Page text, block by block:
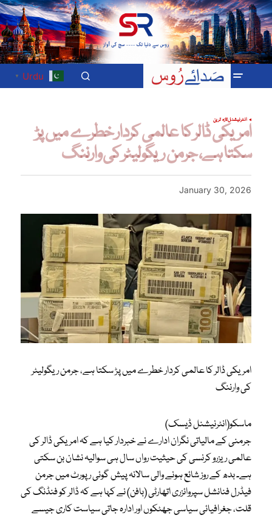
Urdu
▼
انٹرنیشنلتازہ ترین
امریکی ڈالر کا عالمی کردار خطرے میں پڑ
سکتا ہے، جرمن ریگولیٹر کی وارننگ
January 30, 2026
امریکی ڈالر کا عالمی کردار خطرے میں پڑ سکتا ہے، جرمن ریگولیٹر
کی وارننگ
ماسکو(انٹرنیشنل ڈیسک)
جرمنی کے مالیاتی نگران ادارے نے خبردار کیا ہے کہ امریکی ڈالر کی
عالمی ریزرو کرنسی کی حیثیت رواں سال ہی سوالیہ نشان بن سکتی
ہے۔ بدھ کے روز شائع ہونے والی سالانہ پیش گوئی رپورٹ میں جرمن
فیڈرل فنانشل سپروائزری اتھارٹی (بافن) نے کہا ہے کہ ڈالر کو فنڈنگ کی
قلت، جغرافیائی سیاسی جھٹکوں اور ادارہ جاتی سیاست کاری جیسے